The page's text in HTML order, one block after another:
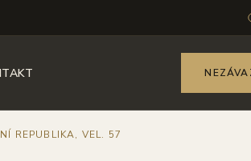
REPUBLIKA, VEL. 57